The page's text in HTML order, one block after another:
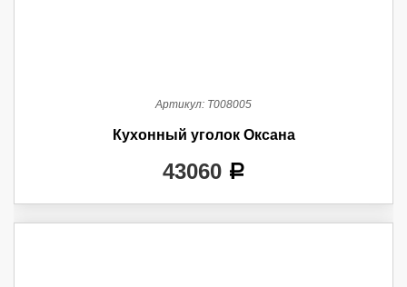
Артикул: Т008005
Кухонный уголок Оксана
43060 a